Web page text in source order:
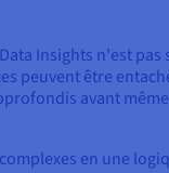
Insights n'est pas
peuvent être
avant
en une